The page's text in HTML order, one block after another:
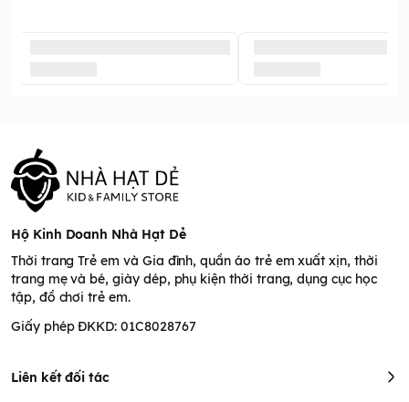
Hộ Kinh Doanh Nhà Hạt Dẻ
Thời trang Trẻ em và Gia đình, quần áo trẻ em xuất xịn, thời
trang mẹ và bé, giày dép, phụ kiện thời trang, dụng cục học
tập, đồ chơi trẻ em.
Giấy phép ĐKKD: 01C8028767
Liên kết đối tác